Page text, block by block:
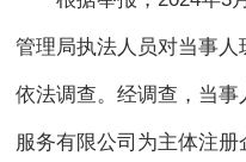
管理局执法人员对当事
依法调查。经调查，当
服务有限公司为主体注